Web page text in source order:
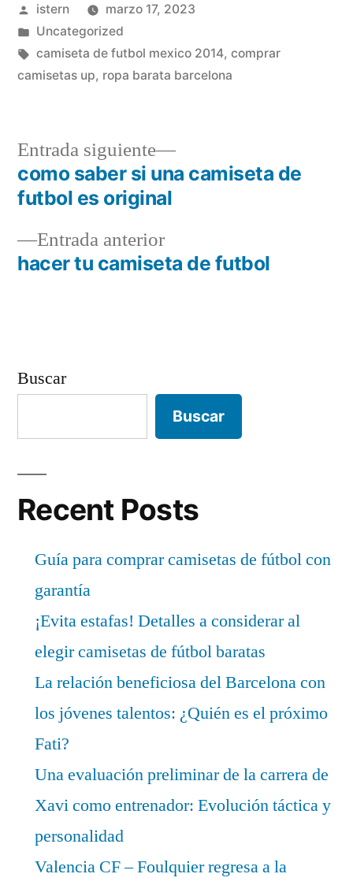
Publicado
por
istern
marzo 17, 2023
Publicado
en
Uncategorized
Etiquetas:
camiseta de futbol mexico 2014, comprar
camisetas up, ropa barata barcelona
Navegación
entradas
Entrada anteriorEntrada
anterior:
hacer tu camiseta de futbol
Entrada siguiente
Entrada
siguiente:
como saber si una camiseta de
futbol es original
Buscar
Buscar
Recent Posts
Guía para comprar camisetas de fútbol con
garantía
¡Evita estafas! Detalles a considerar al
elegir camisetas de fútbol baratas
La relación beneficiosa del Barcelona con
los jóvenes talentos: ¿Quién es el próximo
Fati?
Una evaluación preliminar de la carrera de
Xavi como entrenador: Evolución táctica y
personalidad
Valencia CF – Foulquier regresa a la